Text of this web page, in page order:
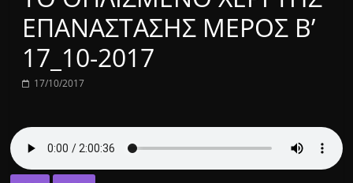
1431AM
ΕΠΑΝΑΣΤΑΣΗΣ ΜΕΡΟΣ Β’
17_10-2017
17/10/2017